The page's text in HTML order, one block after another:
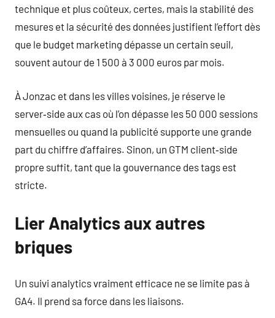
technique et plus coûteux, certes, mais la stabilité des
mesures et la sécurité des données justifient l’effort dès
que le budget marketing dépasse un certain seuil,
souvent autour de 1 500 à 3 000 euros par mois.
À Jonzac et dans les villes voisines, je réserve le
server‑side aux cas où l’on dépasse les 50 000 sessions
mensuelles ou quand la publicité supporte une grande
part du chiffre d’affaires. Sinon, un GTM client‑side
propre suffit, tant que la gouvernance des tags est
stricte.
Lier Analytics aux autres
briques
Un suivi analytics vraiment efficace ne se limite pas à
GA4. Il prend sa force dans les liaisons.